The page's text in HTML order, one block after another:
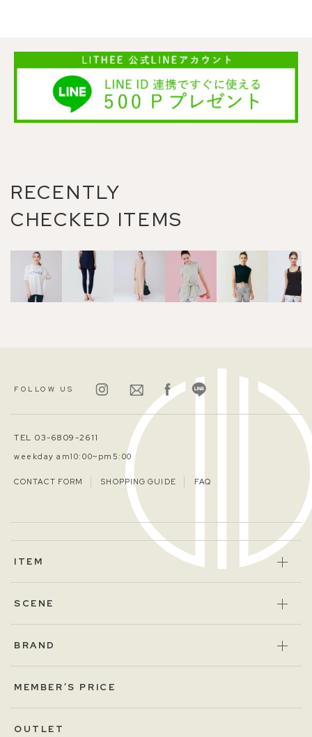
RECENTLY
CHECKED ITEMS
FOLLOW US
TEL 03-6809-2611
weekday am10:00~pm5:00
CONTACT FORM SHOPPING GUIDE FAQ
ITEM
SCENE
BRAND
MEMBER’S PRICE
OUTLET